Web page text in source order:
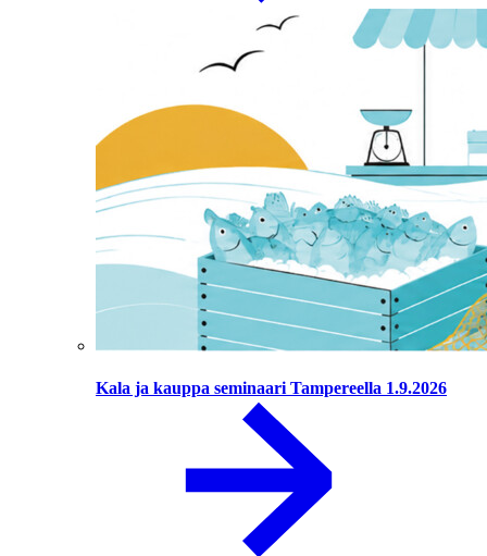
Kala ja kauppa seminaari Tampereella 1.9.2026